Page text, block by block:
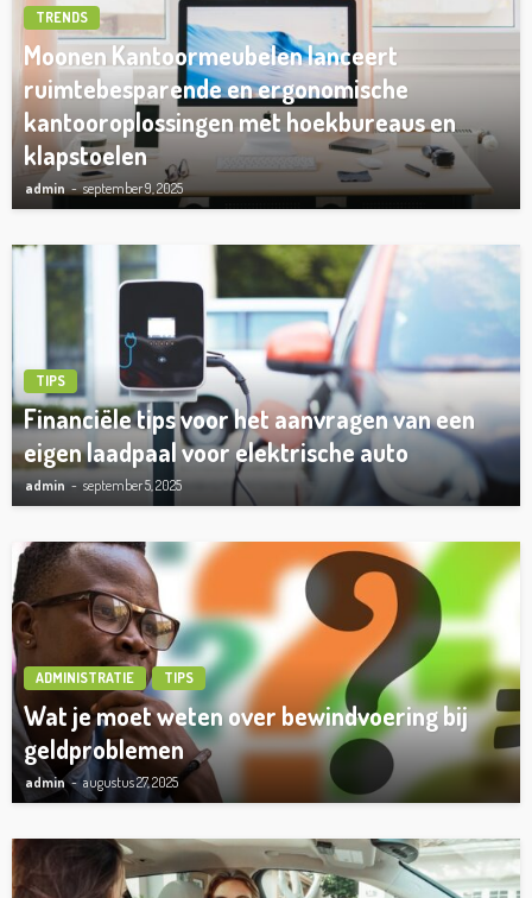
TRENDS
Moonen Kantoormeubelen lanceert
ruimtebesparende en ergonomische
kantooroplossingen met hoekbureaus en
klapstoelen
admin september 9, 2025
TIPS
Financiële tips voor het aanvragen van een
eigen laadpaal voor elektrische auto
admin september 5, 2025
ADMINISTRATIE TIPS
Wat je moet weten over bewindvoering bij
geldproblemen
admin augustus 27, 2025